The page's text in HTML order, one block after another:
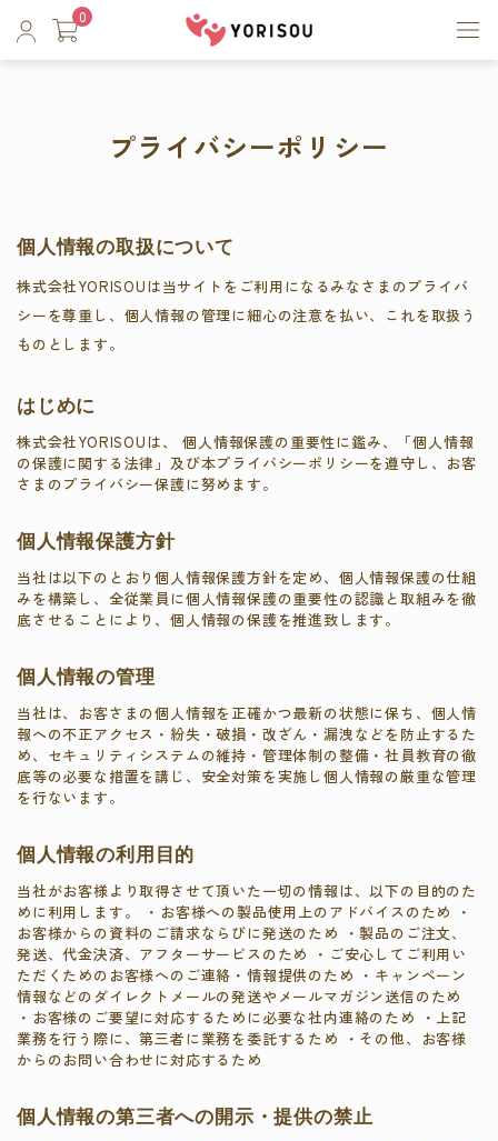
0
プライバシーポリシー
個人情報の取扱について
株式会社YORISOUは当サイトをご利用になるみなさまのプライバ
シーを尊重し、個人情報の管理に細心の注意を払い、これを取扱う
ものとします。
はじめに
株式会社YORISOUは、 個人情報保護の重要性に鑑み、「個人情報
の保護に関する法律」及び本プライバシーポリシーを遵守し、お客
さまのプライバシー保護に努めます。
個人情報保護方針
当社は以下のとおり個人情報保護方針を定め、個人情報保護の仕組
みを構築し、全従業員に個人情報保護の重要性の認識と取組みを徹
底させることにより、個人情報の保護を推進致します。
個人情報の管理
当社は、お客さまの個人情報を正確かつ最新の状態に保ち、個人情
報への不正アクセス・紛失・破損・改ざん・漏洩などを防止するた
め、セキュリティシステムの維持・管理体制の整備・社員教育の徹
底等の必要な措置を講じ、安全対策を実施し個人情報の厳重な管理
を行ないます。
個人情報の利用目的
当社がお客様より取得させて頂いた一切の情報は、以下の目的のた
めに利用します。 ・お客様への製品使用上のアドバイスのため ・
お客様からの資料のご請求ならびに発送のため ・製品のご注文、
発送、代金決済、アフターサービスのため ・ご安心してご利用い
ただくためのお客様へのご連絡・情報提供のため ・キャンペーン
情報などのダイレクトメールの発送やメールマガジン送信のため
・お客様のご要望に対応するために必要な社内連絡のため ・上記
業務を行う際に、第三者に業務を委託するため ・その他、お客様
からのお問い合わせに対応するため
個人情報の第三者への開示・提供の禁止